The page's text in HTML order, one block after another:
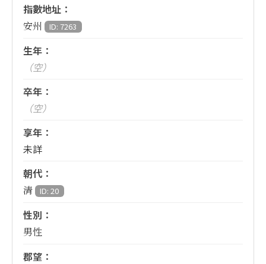
指數地址：
安州 ID: 7263
生年：
（空）
卒年：
（空）
享年：
未詳
朝代：
清 ID: 20
性別：
男性
郡望：